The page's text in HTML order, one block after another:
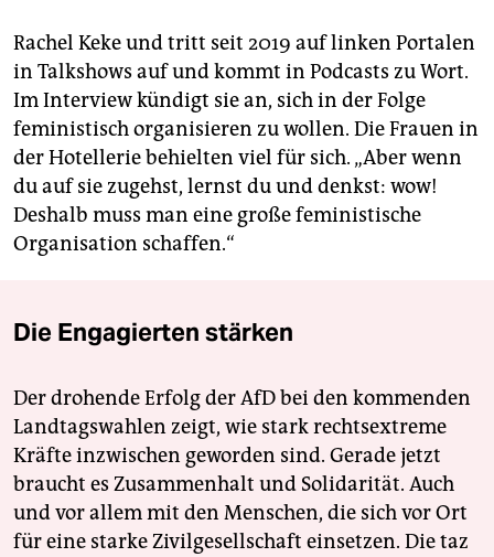
Rachel Keke und tritt seit 2019 auf linken Portalen
in Talkshows auf und kommt in Podcasts zu Wort.
Im Interview kündigt sie an, sich in der Folge
feministisch organisieren zu wollen. Die Frauen in
der Hotellerie behielten viel für sich. „Aber wenn
du auf sie zugehst, lernst du und denkst: wow!
Deshalb muss man eine große feministische
Organisation schaffen.“
Die Engagierten stärken
Der drohende Erfolg der AfD bei den kommenden
Landtagswahlen zeigt, wie stark rechtsextreme
Kräfte inzwischen geworden sind. Gerade jetzt
braucht es Zusammenhalt und Solidarität. Auch
und vor allem mit den Menschen, die sich vor Ort
für eine starke Zivilgesellschaft einsetzen. Die taz